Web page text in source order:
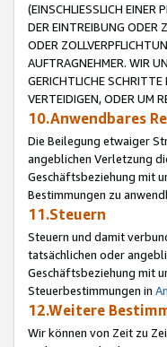
(EINSCHLIESSLICH EINER
DER EINTREIBUNG ODER
ODER
AUFTRAGNEHMER. WIR
GERICHTLICHE
VERTEIDIGEN, ODER UM
10.Anwendbares
Die Beilegung etwaiger
angeblichen Verletzung
Geschäftsbeziehung mit
Bestimmungen zu
11.Steuern
Steuern und damit
tatsächlichen oder
Geschäftsbeziehung mit
Steuerbestimmungen in
12.Weitere
Wir können von Zeit zu